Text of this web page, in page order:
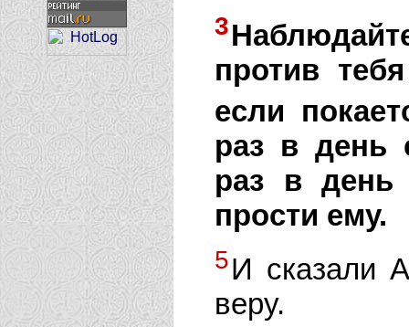
3
против
если
раз в день
раз в день
прости ему.
5И сказали
веру.